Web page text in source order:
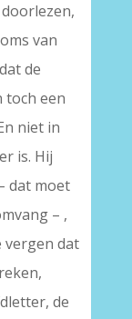
van
de
toch een
niet in
is. Hij
dat moet
– ,
vergen dat
de